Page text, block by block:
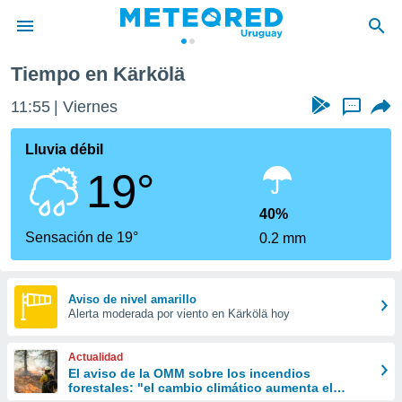
de
ha
para
que se
calidad.
a este
las
forma
digital
basada
Tiempo en Kärkölä
11:55 Viernes ...
Lluvia débil
19°
Sensación de 19°
40%
0.2 mm
Aviso de nivel amarillo
Alerta moderada por viento en Kärkölä hoy
Actualidad
El aviso de la OMM sobre los incendios
forestales: "el cambio climático aumenta el